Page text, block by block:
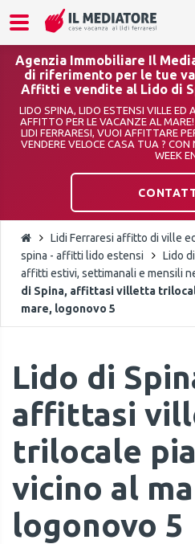
Agenzia Immobiliare Il
di riferimento per le tue
Affitti e vendite al Lido di
LIDO SPINA, LIDO ESTENSI VILLE ED
AFFITTO PER LE VACANZE AL
LIDI FERRARESI, VUOI AFFITTARE
VENDERE VELOCE CASA TUA ? CON
WEEK
Lidi Ferraresi affitto di ville
spina - affitti lido estensi
Lido
affitti estivi, settimanali e mensili
di Spina, affittasi villetta
mare, logonovo 5
Lido di
affittasi
trilocale
vicino al
logonovo 5